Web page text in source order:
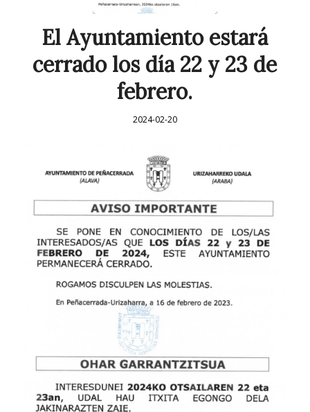
El Ayuntamiento estará
cerrado los día 22 y 23 de
febrero.
2024-02-20